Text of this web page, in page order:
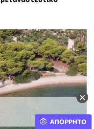
×
ΑΠΟΡΡΗΤΟ